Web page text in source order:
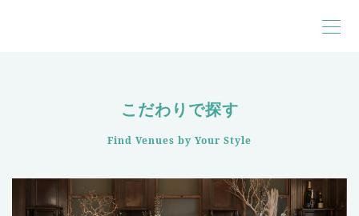
こだわりで探す
Find Venues by Your Style